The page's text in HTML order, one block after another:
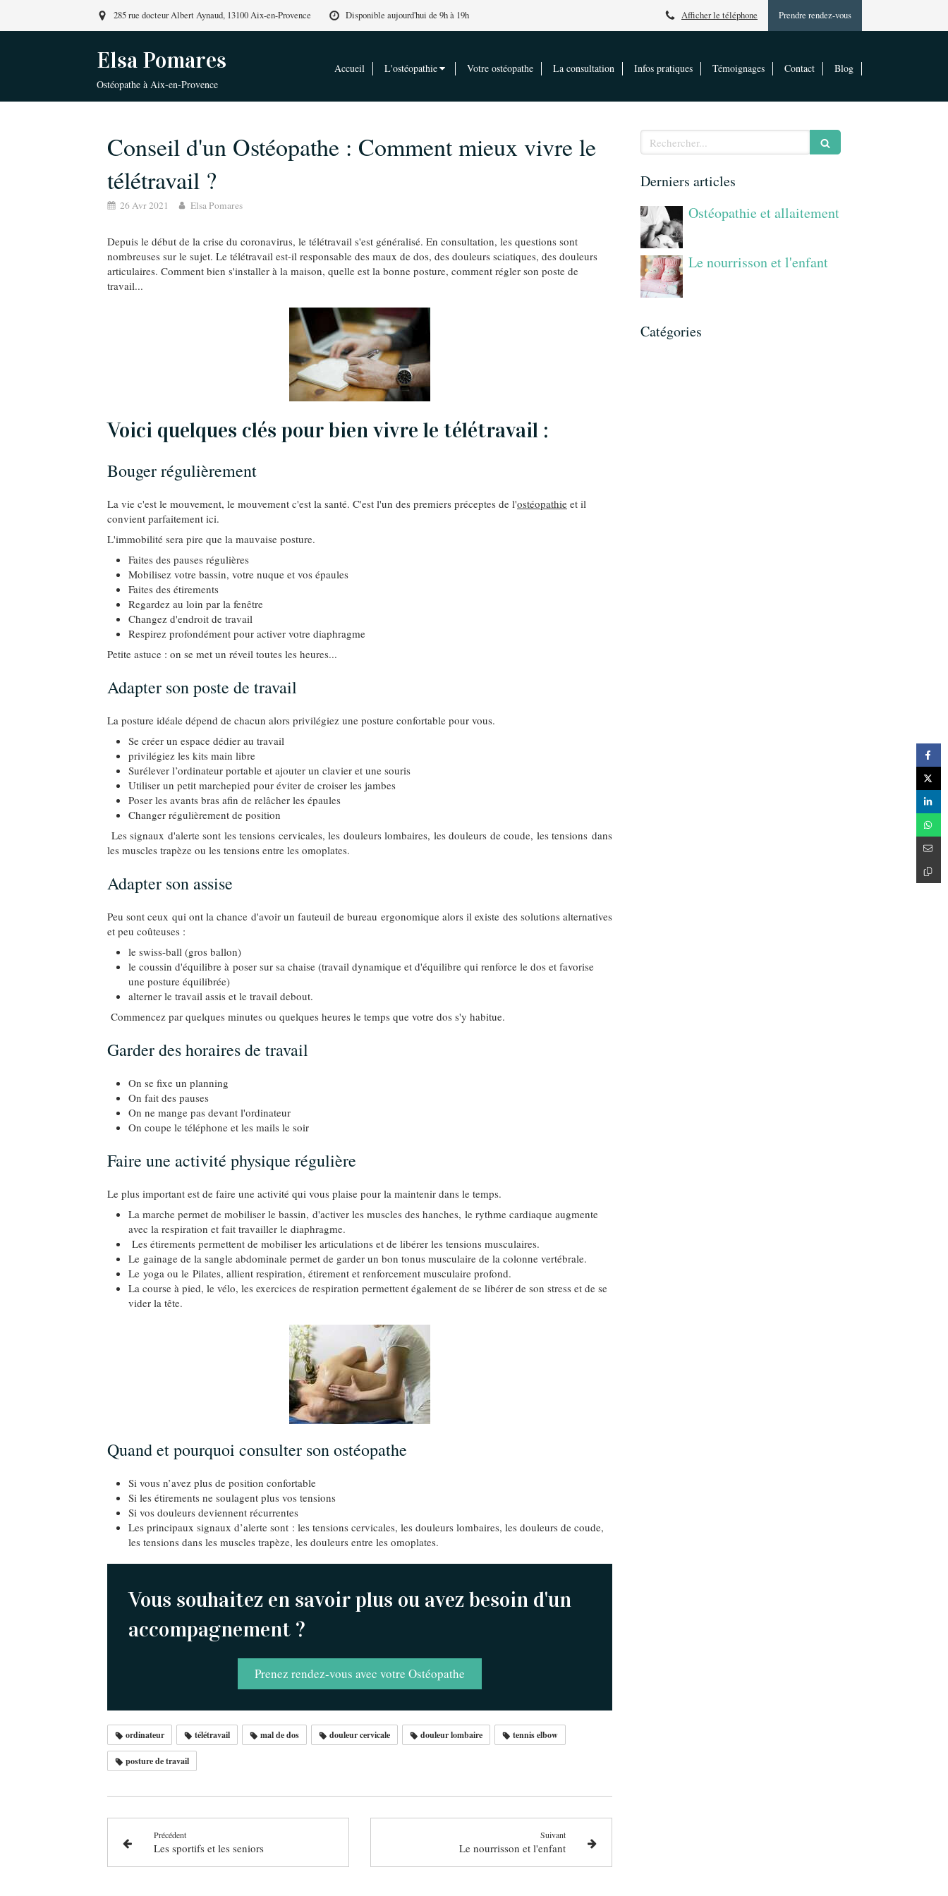
285 rue docteur Albert Aynaud, 13100 Aix-en-Provence Disponible aujourd'hui de 9h à 19h Prendre rendez-vous
Afficher le téléphone
Accueil L'ostéopathie Votre ostéopathe La consultation Infos pratiques Témoignages Contact Blog
Elsa Pomares
Ostéopathe à Aix-en-Provence
Conseil d'un Ostéopathe : Comment mieux vivre le
télétravail ?
26 Avr 2021 Elsa Pomares
Depuis le début de la crise du coronavirus, le télétravail s'est généralisé. En consultation, les questions sont
nombreuses sur le sujet. Le télétravail est-il responsable des maux de dos, des douleurs sciatiques, des douleurs
articulaires. Comment bien s'installer à la maison, quelle est la bonne posture, comment régler son poste de
travail...
Voici quelques clés pour bien vivre le télétravail :
Bouger régulièrement
La vie c'est le mouvement, le mouvement c'est la santé. C'est l'un des premiers préceptes de l'ostéopathie et il
convient parfaitement ici.
L'immobilité sera pire que la mauvaise posture.
Faites des pauses régulières
Mobilisez votre bassin, votre nuque et vos épaules
Faites des étirements
Regardez au loin par la fenêtre
Changez d'endroit de travail
Respirez profondément pour activer votre diaphragme
Petite astuce : on se met un réveil toutes les heures...
Adapter son poste de travail
La posture idéale dépend de chacun alors privilégiez une posture confortable pour vous.
Se créer un espace dédier au travail
privilégiez les kits main libre
Surélever l’ordinateur portable et ajouter un clavier et une souris
Utiliser un petit marchepied pour éviter de croiser les jambes
Poser les avants bras afin de relâcher les épaules
Changer régulièrement de position
Les signaux d'alerte sont les tensions cervicales, les douleurs lombaires, les douleurs de coude, les tensions dans
les muscles trapèze ou les tensions entre les omoplates.
Adapter son assise
Peu sont ceux qui ont la chance d'avoir un fauteuil de bureau ergonomique alors il existe des solutions alternatives
et peu coûteuses :
le swiss-ball (gros ballon)
le coussin d'équilibre à poser sur sa chaise (travail dynamique et d'équilibre qui renforce le dos et favorise
une posture équilibrée)
alterner le travail assis et le travail debout.
Commencez par quelques minutes ou quelques heures le temps que votre dos s'y habitue.
Garder des horaires de travail
On se fixe un planning
On fait des pauses
On ne mange pas devant l'ordinateur
On coupe le téléphone et les mails le soir
Faire une activité physique régulière
Le plus important est de faire une activité qui vous plaise pour la maintenir dans le temps.
La marche permet de mobiliser le bassin, d'activer les muscles des hanches, le rythme cardiaque augmente
avec la respiration et fait travailler le diaphragme.
Les étirements permettent de mobiliser les articulations et de libérer les tensions musculaires.
Le gainage de la sangle abdominale permet de garder un bon tonus musculaire de la colonne vertébrale.
Le yoga ou le Pilates, allient respiration, étirement et renforcement musculaire profond.
La course à pied, le vélo, les exercices de respiration permettent également de se libérer de son stress et de se
vider la tête.
Quand et pourquoi consulter son ostéopathe
Si vous n’avez plus de position confortable
Si les étirements ne soulagent plus vos tensions
Si vos douleurs deviennent récurrentes
Les principaux signaux d’alerte sont : les tensions cervicales, les douleurs lombaires, les douleurs de coude,
les tensions dans les muscles trapèze, les douleurs entre les omoplates.
Vous souhaitez en savoir plus ou avez besoin d'un
accompagnement ?
Prenez rendez-vous avec votre Ostéopathe
ordinateur télétravail mal de dos douleur cervicale douleur lombaire tennis elbow
posture de travail
Précédent
Les sportifs et les seniors
Suivant
Le nourrisson et l'enfant
Rechercher
Derniers articles
Ostéopathie et allaitement
Le nourrisson et l'enfant
Catégories